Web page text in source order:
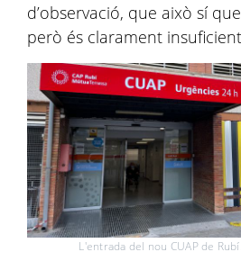
d’observació, que això sí
però és clarament
L'entrada del nou CUAP de